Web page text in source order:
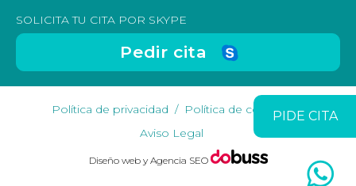
PIDE CITA
SOLICITA TU CITA POR SKYPE
Pedir cita
Política de privacidad
Política de cookies
Aviso Legal
Diseño web y Agencia SEO